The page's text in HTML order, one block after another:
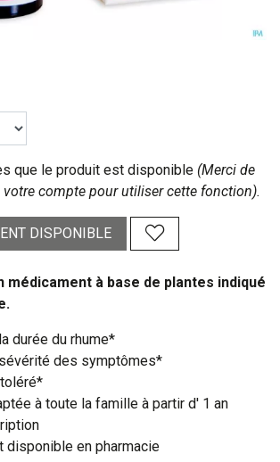
que le produit est disponible (Merci de
votre compte pour utiliser cette fonction).
DISPONIBLE
médicament à base de plantes indiqué
durée du rhume*
des symptômes*
à toute la famille à partir d' 1 an
disponible en pharmacie